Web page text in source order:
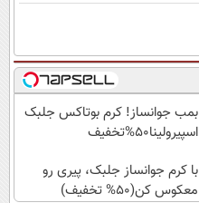
بمب جوانساز! کرم بوتاکس جلبک
اسپیرولینا50%تخفیف
با کرم جوانساز جلبک، پیری رو
معکوس کن(50% تخفیف)